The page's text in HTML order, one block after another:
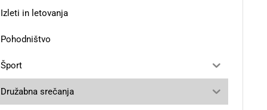
Izleti in letovanja
Pohodništvo
Šport
Družabna srečanja